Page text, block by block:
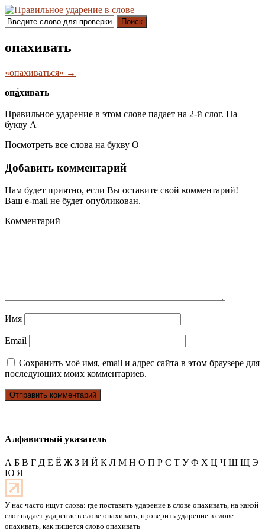
Поиск
опахивать
«опахиваться» →
опа́хивать
Правильное ударение в этом слове падает на 2-й слог. На
букву А
Посмотреть все слова на букву О
Добавить комментарий
Нам будет приятно, если Вы оставите свой комментарий!
Ваш e-mail не будет опубликован.
Комментарий
Имя
Email
Сохранить моё имя, email и адрес сайта в этом браузере для
последующих моих комментариев.
Алфавитный указатель
А Б В Г Д Е Ё Ж З И Й К Л М Н О П Р С Т У Ф Х Ц Ч Ш Щ Э
Ю Я
У нас часто ищут слова: где поставить ударение в слове опахивать, на какой
слог падает ударение в слове опахивать, проверить ударение в слове
опахивать, как пишется слово опахивать